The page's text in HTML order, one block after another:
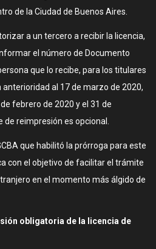
de la Ciudad de Buenos Aires.
a un tercero a recibir la licencia,
el número de Documento
que lo recibe, para los titulares
al 17 de marzo de 2020,
febrero de 2020 y el 31 de
reimpresión es opcional.
que habilitó la prórroga para este
con el objetivo de facilitar el trámite
en el momento más álgido de
obligatoria de la licencia de